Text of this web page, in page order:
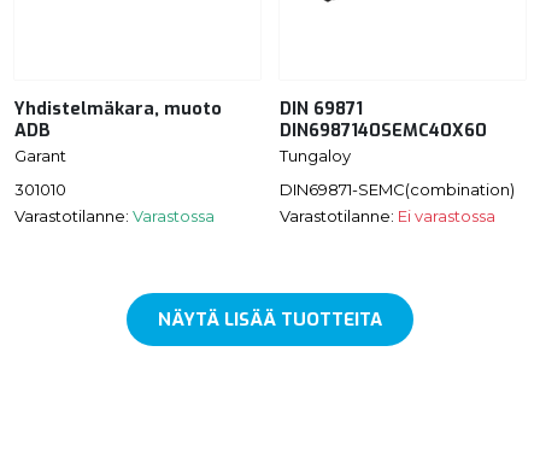
Yhdistelmäkara, muoto
ADB
Garant
301010
Varastotilanne: Varastossa
DIN 69871
DIN6987140SEMC40X60
Tungaloy
DIN69871-SEMC(combination)
Varastotilanne: Ei varastossa
NÄYTÄ LISÄÄ TUOTTEITA